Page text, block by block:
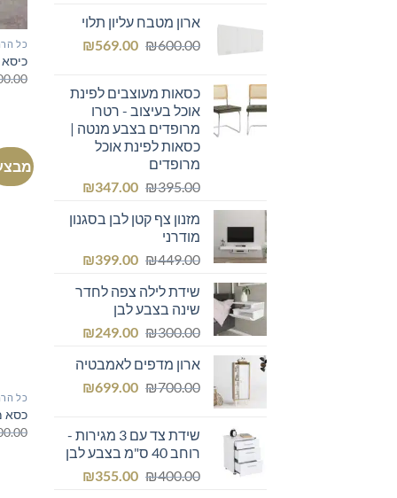
היה:
₪189.00.
הוא:
₪149.00.
ארון מטבח עליון תלוי
₪600.00
המחיר
₪600.00.
₪569.00
המחיר
₪569.00.כסאות מעוצבים לפינת
אוכל בעיצוב - רטרו
מרופדים בצבע מנטה |
כסאות לפינת אוכל
מרופדים
₪395.00
המחיר
היה:
₪347.00
המחיר
הוא:
מזנון צף קטן לבן בסגנון
מודרני
₪449.00
המחיר
היה:
₪449.00.
₪399.00
המחיר
הוא:שידת לילה צפה לחדר
שינה בצבע לבן
₪300.00
המחיר
היה:
₪300.00.
₪249.00
המחיר
הוא:
₪249.00.
ארון מדפים לאמבטיה
₪700.00
המחיר
₪700.00.
₪699.00
המחיר
₪699.00.שידת צד עם 3 מגירות -
רוחב 40 ס"מ בצבע לבן
₪400.00
המחיר ₪355.00
המחיר
כל
כל
כסא